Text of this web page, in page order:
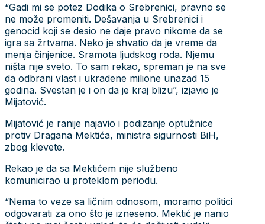
“Gadi mi se potez Dodika o Srebrenici, pravno se
ne može promeniti. Dešavanja u Srebrenici i
genocid koji se desio ne daje pravo nikome da se
igra sa žrtvama. Neko je shvatio da je vreme da
menja činjenice. Sramota ljudskog roda. Njemu
ništa nije sveto. To sam rekao, spreman je na sve
da odbrani vlast i ukradene milione unazad 15
godina. Svestan je i on da je kraj blizu”, izjavio je
Mijatović.
Mijatović je ranije najavio i podizanje optužnice
protiv Dragana Mektića, ministra sigurnosti BiH,
zbog klevete.
Rekao je da sa Mektićem nije službeno
komunicirao u proteklom periodu.
“Nema to veze sa ličnim odnosom, moramo politici
odgovarati za ono što je izneseno. Mektić je nanio